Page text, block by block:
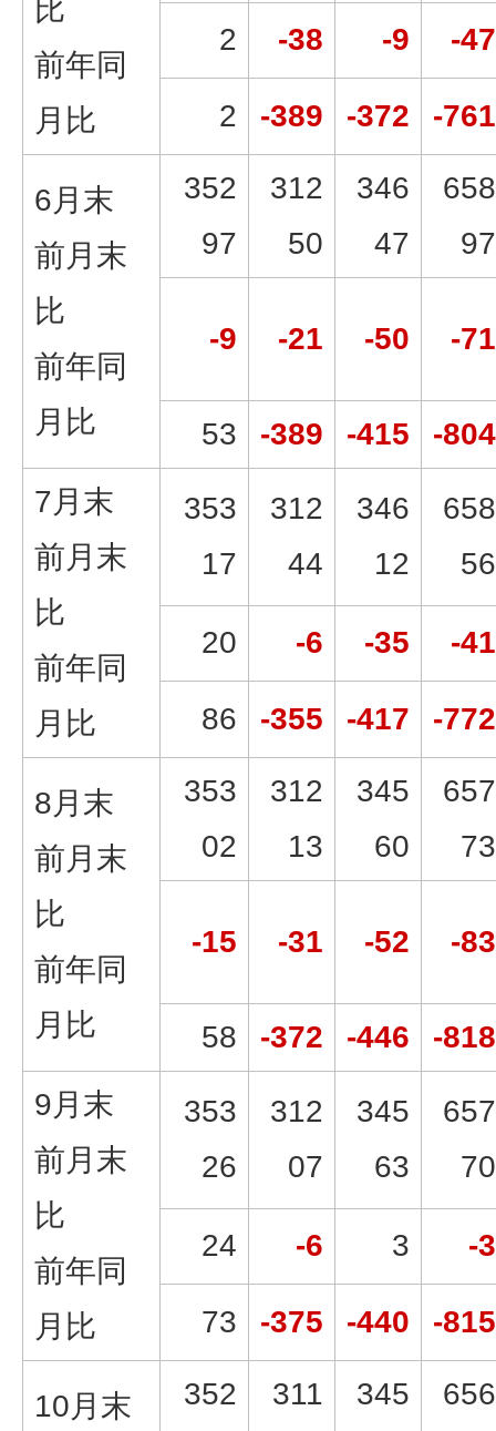
比
前年同
月比
2 -38 -9 -47
2 -389 -372 -761
6月末
前月末
比
前年同
月比
352
97
312
50
346
47
658
97
-9 -21 -50 -71
53 -389 -415
-804
7月末
前月末
比
前年同
月比
353
17
312
44
346
12
658
56
20 -6 -35 -41
86 -355 -417 -772
8月末
前月末
比
前年同
月比
353
02
312
13
345
60
657
73
-15 -31 -52 -83
58 -372 -446
-818
9月末
前月末
比
前年同
月比
353
26
312
07
345
63
657
70
24 -6 3 -3
73 -375 -440 -815
10月末
352
311
345
656